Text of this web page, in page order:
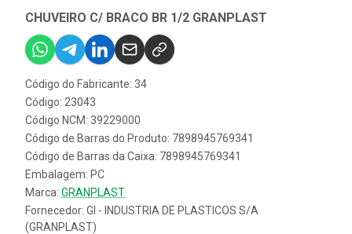
CHUVEIRO C/ BRACO BR 1/2 GRANPLAST
Código do Fabricante: 34
Código: 23043
Código NCM: 39229000
Código de Barras do Produto: 7898945769341
Código de Barras da Caixa: 7898945769341
Embalagem: PC
Marca: GRANPLAST
Fornecedor: GI - INDUSTRIA DE PLASTICOS S/A
(GRANPLAST)